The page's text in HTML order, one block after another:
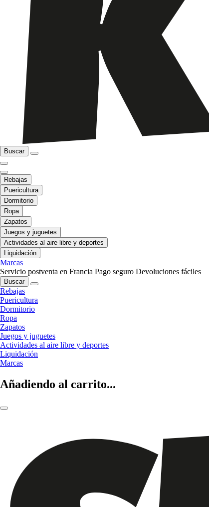
Buscar
Rebajas
Puericultura
Dormitorio
Ropa
Zapatos
Juegos y juguetes
Actividades al aire libre y deportes
Liquidación
Marcas
Servicio postventa en Francia Pago seguro Devoluciones fáciles
Buscar
Rebajas
Puericultura
Dormitorio
Ropa
Zapatos
Juegos y juguetes
Actividades al aire libre y deportes
Liquidación
Marcas
Añadiendo al carrito...